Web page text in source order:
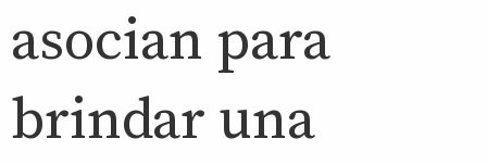
asocian para
brindar una